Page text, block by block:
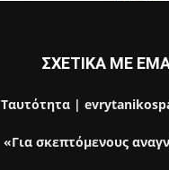
ΣΧΕΤΙΚΑ ΜΕ
Ταυτότητα |
«Για σκεπτόμενους